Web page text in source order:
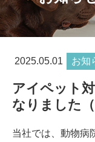
2025.05.01 お知
アイペット
なりました（
当社では、動物病